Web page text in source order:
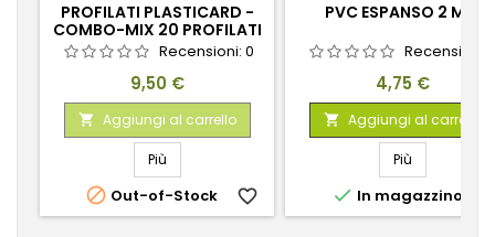
PROFILATI PLASTICARD -
COMBO-MIX 20 PROFILATI
Recensioni: 0
Prezzo
9,50 €
 Aggiungi al carrello
Più
 Out-of-Stock favorite_border
PVC ESPANSO 2 MM
Recensioni:
Prezzo
4,75 €
 Aggiungi al carrello
Più
 In magazzino